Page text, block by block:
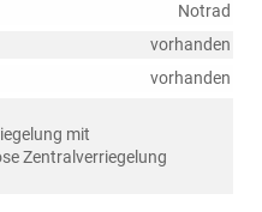
Notrad
vorhanden
vorhanden
mit
Zentralverriegelung